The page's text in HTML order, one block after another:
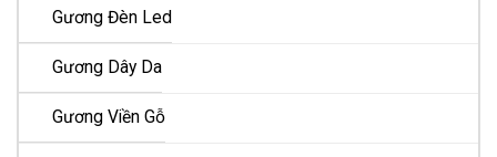
Gương Đèn Led
Gương Dây Da
Gương Viền Gỗ